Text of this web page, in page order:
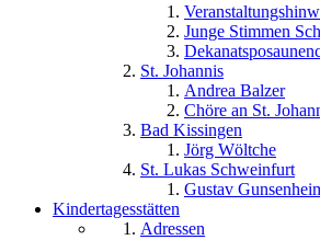
Junge Stimmen
St. Johannis
Andrea Balzer
Chöre an St.
Bad Kissingen
Jörg Wöltche
St. Lukas Schweinfurt
Gustav
Kindertagesstätten
Adressen